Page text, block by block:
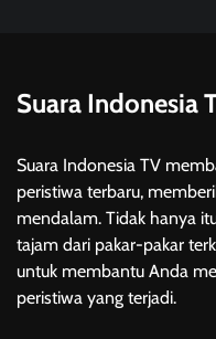
Suara Indonesia
Suara Indonesia TV
peristiwa terbaru,
mendalam. Tidak hanya
tajam dari pakar-pakar
untuk membantu Anda
peristiwa yang terjadi.